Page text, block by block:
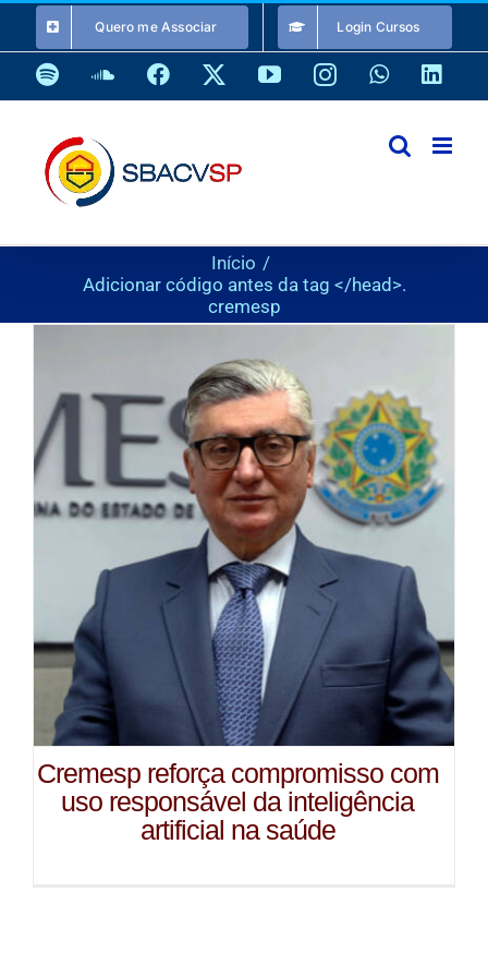
o
conteúdo
Quero me Associar Login Cursos
SpotifySoundCloud
Facebook YouTubeInstagramWhatsApp
Início
Adicionar código antes da tag </head>.
cremesp
Cremesp reforça compromisso com
uso responsável da inteligência
artificial na saúde